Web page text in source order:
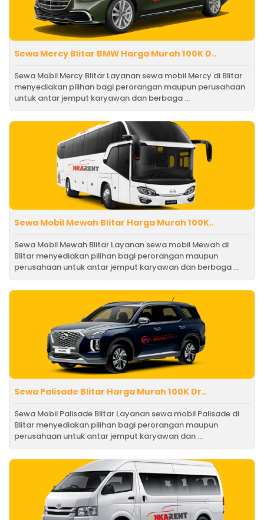
Sewa Mercy Blitar BMW Harga Murah 100K D..
Sewa Mobil Mercy Blitar Layanan sewa mobil Mercy di Blitar
menyediakan pilihan bagi perorangan maupun perusahaan
untuk antar jemput karyawan dan berbaga ...
Sewa Mobil Mewah Blitar Harga Murah 100K..
Sewa Mobil Mewah Blitar Layanan sewa mobil Mewah di
Blitar menyediakan pilihan bagi perorangan maupun
perusahaan untuk antar jemput karyawan dan berbaga ...
Sewa Palisade Blitar Harga Murah 100K Dr..
Sewa Mobil Palisade Blitar Layanan sewa mobil Palisade di
Blitar menyediakan pilihan bagi perorangan maupun
perusahaan untuk antar jemput karyawan dan ...